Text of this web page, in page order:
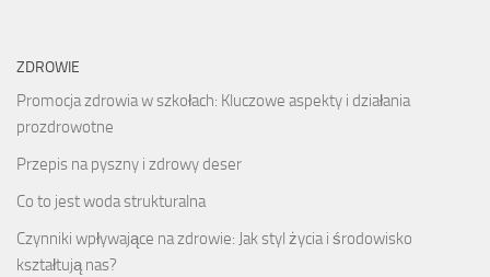
ZDROWIE
Promocja zdrowia w szkołach: Kluczowe aspekty i działania
prozdrowotne
Przepis na pyszny i zdrowy deser
Co to jest woda strukturalna
Czynniki wpływające na zdrowie: Jak styl życia i środowisko
kształtują nas?